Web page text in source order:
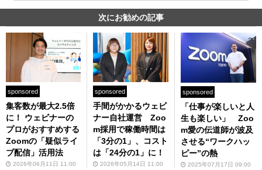
次にお勧めの記事
sponsored
集客数が最大2.5倍
に！ ウェビナーの
プロがおすすめする
Zoomの「疑似ライ
ブ配信」活用法
2026年06月11日 11:00
sponsored
手間がかかるウェビ
ナー自社運営 Zoo
m採用で稼働時間は
「3分の1」、コスト
は「24分の1」に！
2026年05月14日 11:00
sponsored
「仕事が楽しいと人
生も楽しい」 Zoo
m愛の伝道師が波及
させる“ワークハッ
ピー”の熱
2025年07月17日 09:00